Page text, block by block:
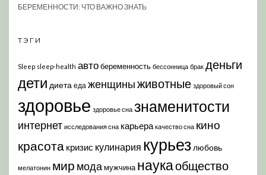
БЕРЕМЕННОСТИ: ЧТО ВАЖНО ЗНАТЬ
ТЭГИ
Sleep sleep-health автобеременность бессонница брак деньги
дети диета еда женщиныживотные здоровый сон
здоровье здоровье сна знаменитости
интернет исследования сна карьера качество сна кино
красота кризис кулинария курьез любовь
мелатонин мир модамужчина наукаобщество